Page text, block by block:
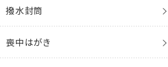
ベストカラー封筒
破れない封筒
FSC森林認証
再生紙
ファンシー封筒
プリンター対応
クオレッティ
プリンター対応
洋6封筒
洋7封筒
パールレイド
ジュエル
ラベル
その他
名刺
薬袋
撥水封筒
喪中はがき